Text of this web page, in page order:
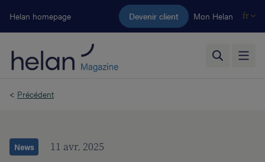
Aller au contenu principal
Helan homepage Devenir client Mon Helan fr
< Précédent
News 11 avr. 2025